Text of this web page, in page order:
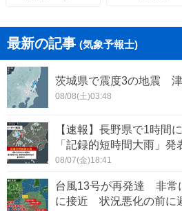
最新の記事 (気象予報士)
茨城県で震度3の地震
08/08(土)03:48
【速報】長野県で1時間
「記録的短時間大雨」発
08/07(金)18:41
台風13号が再発達 非常
に接近 状況悪化の前に